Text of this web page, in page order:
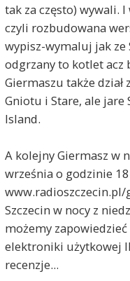
tak za często) wywali.
czyli rozbudowana
wypisz-wymaluj jak ze
odgrzany to kotlet acz
Giermaszu także
Gniotu i Stare, ale jare
Island.
A kolejny Giermasz w
września o godzinie
Szczecin w nocy z
możemy
elektroniki użytkowej
recenzje...